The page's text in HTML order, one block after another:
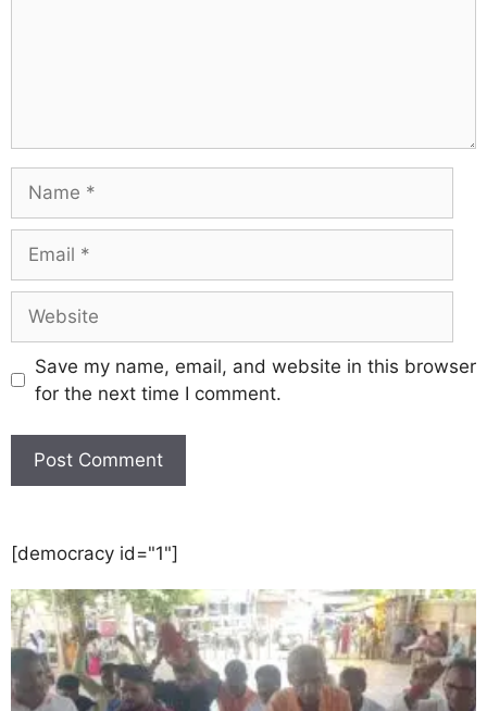
Save my name, email, and website in this browser
for the next time I comment.
[democracy id="1"]